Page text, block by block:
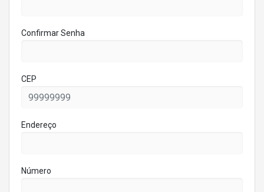
Confirmar Senha
CEP
Endereço
Número